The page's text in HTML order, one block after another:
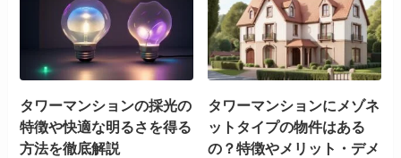
タワーマンションの採光の
特徴や快適な明るさを得る
方法を徹底解説
タワーマンションにメゾネ
ットタイプの物件はある
の？特徴やメリット・デメ